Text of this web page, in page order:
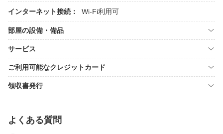
インターネット接続： Wi-Fi利用可
部屋の設備・備品
サービス
ご利用可能なクレジットカード
領収書発行
よくある質問